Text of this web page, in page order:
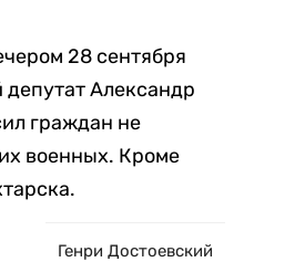
28 сентября
Александр
граждан не
военных. Кроме
Генри Достоевский